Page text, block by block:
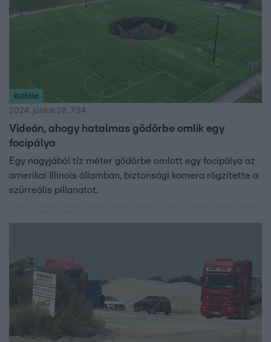
Külföld
2024. június 28. 7:34
Videón, ahogy hatalmas gödörbe omlik egy
focipálya
Egy nagyjából tíz méter gödörbe omlott egy focipálya az
amerikai Illinois államban, biztonsági kamera rögzítette a
szürreális pillanatot.